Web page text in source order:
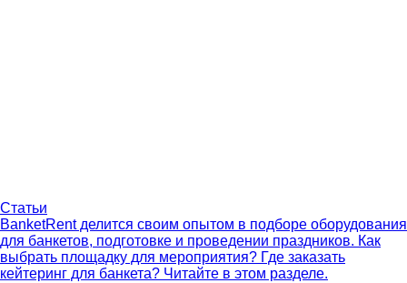
Статьи
BanketRent делится своим опытом в подборе оборудования
для банкетов, подготовке и проведении праздников. Как
выбрать площадку для мероприятия? Где заказать
кейтеринг для банкета? Читайте в этом разделе.